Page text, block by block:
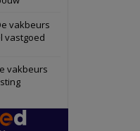
vakbeurs
vastgoed
vakbeurs
Bekijk